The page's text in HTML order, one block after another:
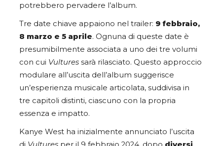
potrebbero pervadere l’album.
Tre date chiave appaiono nel trailer: 9 febbraio,
8 marzo e 5 aprile. Ognuna di queste date è
presumibilmente associata a uno dei tre volumi
con cui Vultures sarà rilasciato. Questo approccio
modulare all’uscita dell’album suggerisce
un’esperienza musicale articolata, suddivisa in
tre capitoli distinti, ciascuno con la propria
essenza e impatto.
Kanye West ha inizialmente annunciato l’uscita